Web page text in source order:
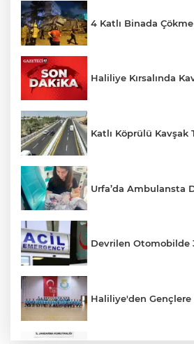
4 Katlı Binada
Haliliye Kırsalında
Katlı Köprülü Kavşak
Urfa’da Ambulansta
Devrilen Otomobilde
Haliliye'den